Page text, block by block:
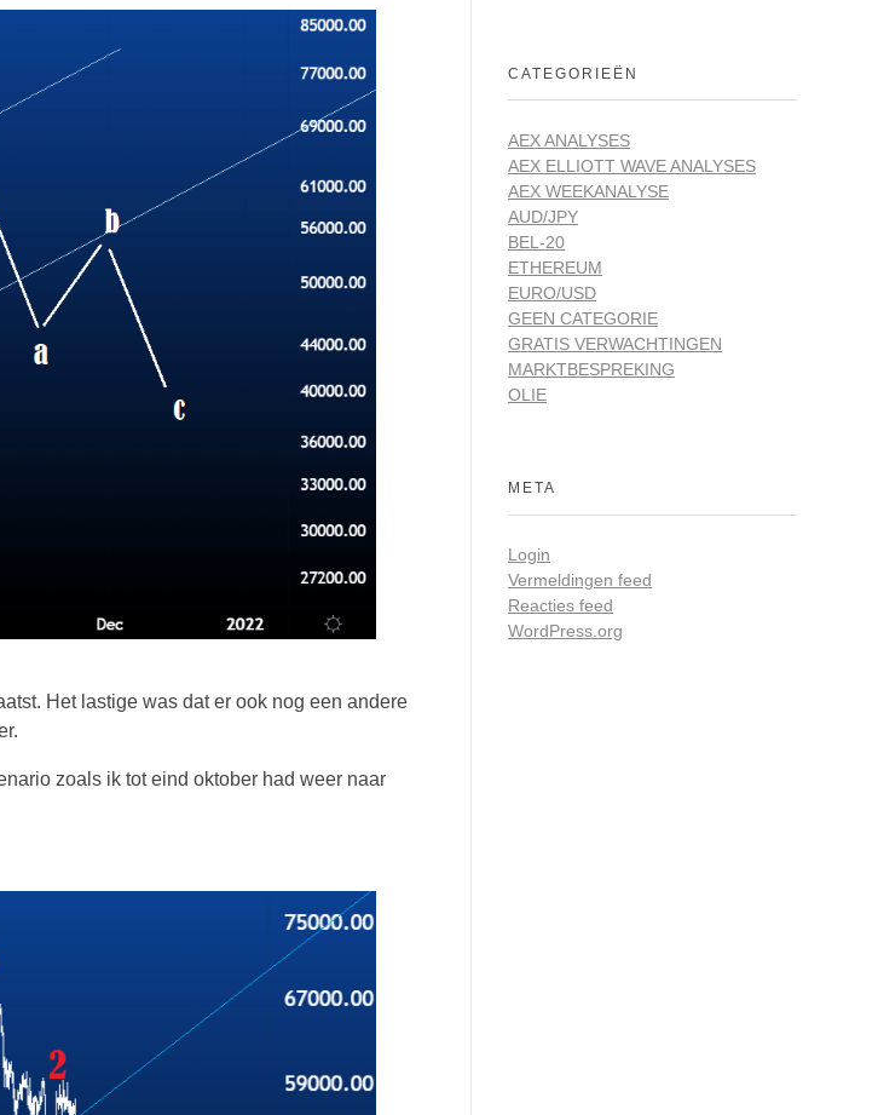
Het lastige was dat er ook nog een andere
zoals ik tot eind oktober had weer naar
CATEGORIEËN
AEX ANALYSES
AEX ELLIOTT WAVE ANALYSES
AEX WEEKANALYSE
AUD/JPY
BEL-20
ETHEREUM
EURO/USD
GEEN CATEGORIE
GRATIS VERWACHTINGEN
MARKTBESPREKING
OLIE
META
Login
Vermeldingen feed
Reacties feed
WordPress.org